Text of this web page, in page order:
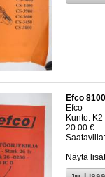
Efco
Efco
Kunto:
20.00 €
Näytä